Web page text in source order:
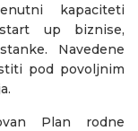
kapaciteti
up biznise,
Navedene
pod povoljnim
Plan rodne